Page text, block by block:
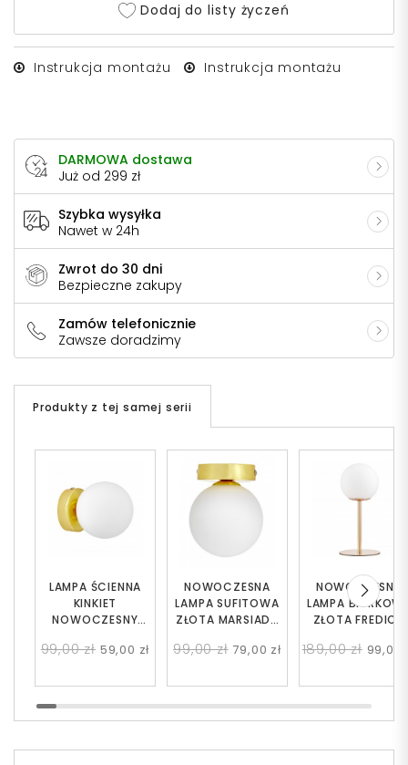
Dodaj do listy życzeń
Instrukcja montażu Instrukcja montażu
DARMOWA dostawa
Już od 299 zł
Szybka wysyłka
Nawet w 24h
Zwrot do 30 dni
Bezpieczne zakupy
Zamów telefonicznie
Zawsze doradzimy
Produkty z tej samej serii
LAMPA ŚCIENNA
KINKIET
NOWOCZESNY
W1
99,00 zł 59,00 zł
NOWOCZESNA
LAMPA SUFITOWA
ZŁOTA MARSIADA
99,00 zł 79,00 zł
NOWOCZESNA
LAMPA
ZŁOTA FREDICA
189,00 zł 99,00